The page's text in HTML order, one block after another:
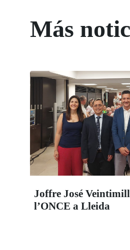
Más
Joffre José
l’ONCE a Lleida